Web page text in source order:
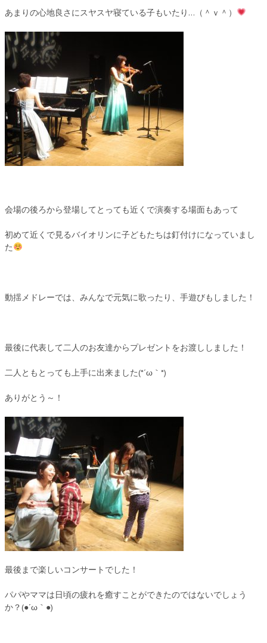
あまりの心地良さにスヤスヤ寝ている子もいたり…（＾ｖ＾）
会場の後ろから登場してとっても近くで演奏する場面もあって
初めて近くで見るバイオリンに子どもたちは釘付けになっていまし
た
動揺メドレーでは、みんなで元気に歌ったり、手遊びもしました！
最後に代表して二人のお友達からプレゼントをお渡ししました！
二人ともとっても上手に出来ました(*´ω｀*)
ありがとう～！
最後まで楽しいコンサートでした！
パパやママは日頃の疲れを癒すことができたのではないでしょう
か？(●´ω｀●)